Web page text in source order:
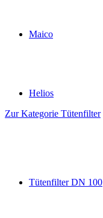
Maico
Helios
Zur Kategorie Tütenfilter
Tütenfilter DN 100